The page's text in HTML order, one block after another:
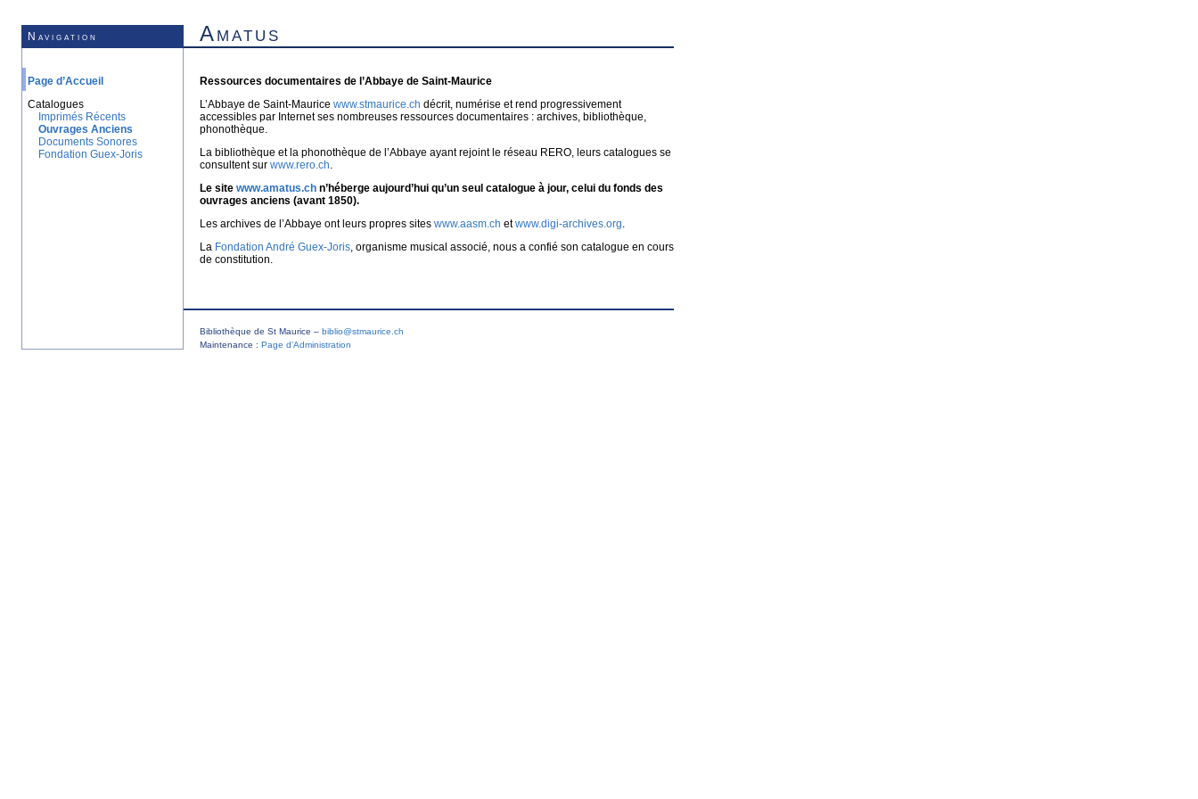
Navigation Amatus
Page d’Accueil
Catalogues
Imprimés Récents
Ouvrages Anciens
Documents Sonores
Fondation Guex-Joris
Ressources documentaires de l’Abbaye de Saint-Maurice
L’Abbaye de Saint-Maurice www.stmaurice.ch décrit, numérise et rend progressivement
accessibles par Internet ses nombreuses ressources documentaires : archives, bibliothèque,
phonothèque.
La bibliothèque et la phonothèque de l’Abbaye ayant rejoint le réseau RERO, leurs catalogues se
consultent sur www.rero.ch.
Le site www.amatus.ch n’héberge aujourd’hui qu’un seul catalogue à jour, celui du fonds des
ouvrages anciens (avant 1850).
Les archives de l’Abbaye ont leurs propres sites www.aasm.ch etwww.digi-archives.org.
La Fondation André Guex-Joris, organisme musical associé, nous a confié son catalogue en cours
de constitution.
Bibliothèque de St Maurice – biblio@stmaurice.ch
Maintenance : Page d’Administration